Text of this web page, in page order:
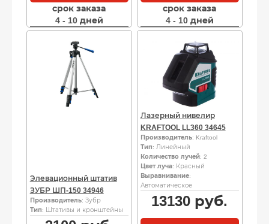
срок заказа
4 - 10 дней
срок заказа
4 - 10 дней
Элевационный штатив
ЗУБР ШП-150 34946
Производитель: Зубр
Тип: Штативы и кронштейны
Лазерный нивелир
KRAFTOOL LL360 34645
Производитель: Kraftool
Тип: Линейный
Количество лучей: 2
Цвет луча: Красный
Выравнивание:
Автоматическое
13130 руб.